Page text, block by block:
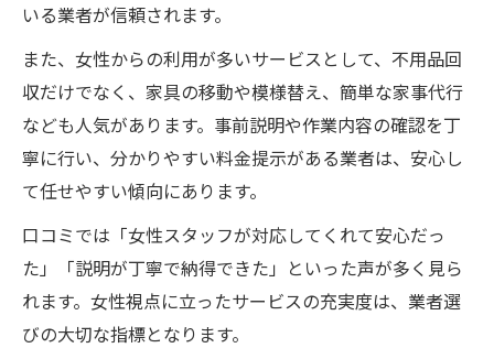
いる業者が信頼されます。
また、女性からの利用が多いサービスとして、不用品回
収だけでなく、家具の移動や模様替え、簡単な家事代行
なども人気があります。事前説明や作業内容の確認を丁
寧に行い、分かりやすい料金提示がある業者は、安心し
て任せやすい傾向にあります。
口コミでは「女性スタッフが対応してくれて安心だっ
た」「説明が丁寧で納得できた」といった声が多く見ら
れます。女性視点に立ったサービスの充実度は、業者選
びの大切な指標となります。